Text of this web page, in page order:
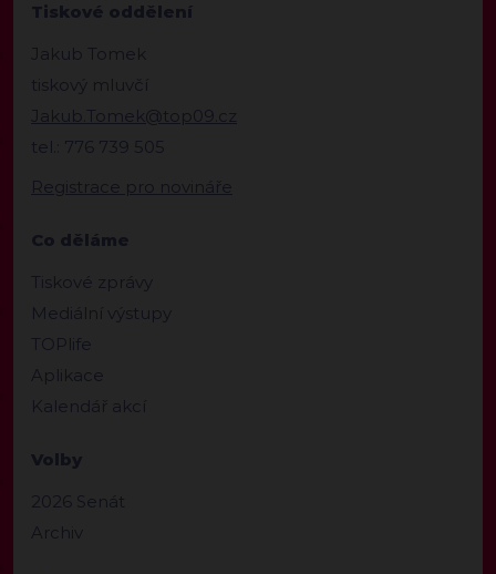
Tiskové oddělení
Jakub Tomek
tiskový mluvčí
Jakub.Tomek@top09.cz
tel.: 776 739 505
Registrace pro novináře
Co děláme
Tiskové zprávy
Mediální výstupy
TOPlife
Aplikace
Kalendář akcí
Volby
2026 Senát
Archiv